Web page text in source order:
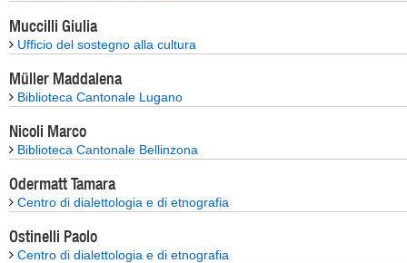
Muccilli Giulia
Ufficio del sostegno alla cultura
Müller Maddalena
Biblioteca Cantonale Lugano
Nicoli Marco
Biblioteca Cantonale Bellinzona
Odermatt Tamara
Centro di dialettologia e di etnografia
Ostinelli Paolo
Centro di dialettologia e di etnografia